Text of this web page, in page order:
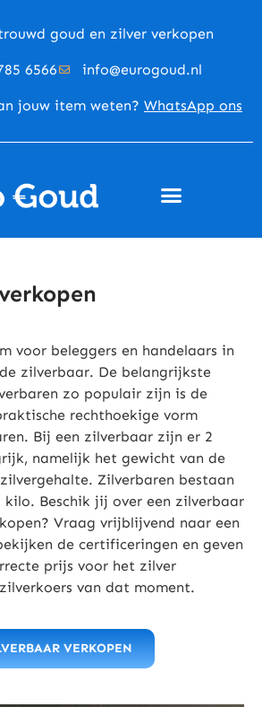
goud en zilver verkopen
6566 info@eurogoud.nl
jouw item weten? WhatsApp ons
voor beleggers en handelaars in
zilverbaar. De belangrijkste
zo populair zijn is de
rechthoekige vorm
Bij een zilverbaar zijn er 2
namelijk het gewicht van de
Zilverbaren bestaan
Beschik jij over een zilverbaar
Vraag vrijblijvend naar een
de certificeringen en geven
prijs voor het zilver
van dat moment.
VERKOPEN